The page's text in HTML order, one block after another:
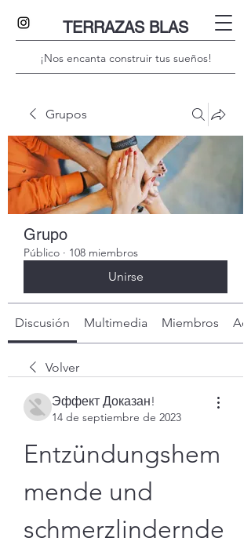
TERRAZAS BLAS
¡Nos encanta construir tus sueños!
Grupos
Grupo
Público · 108 miembros
Unirse
Discusión Multimedia Miembros
Volver
Эффект Доказан!
14 de septiembre de 2023
Entzündungshem
mende und
schmerzlindernde